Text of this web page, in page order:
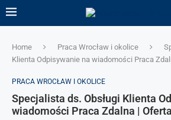
Home Praca Wrocław i okolice
Klienta Odpisywanie na wiadomości Praca
PRACA WROCŁAW I OKOLICE
Specjalista ds. Obsługi Klienta
wiadomości Praca Zdalna |